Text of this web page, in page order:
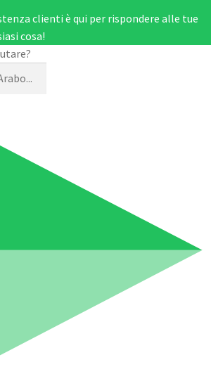
clienti è qui per rispondere alle tue
cosa!